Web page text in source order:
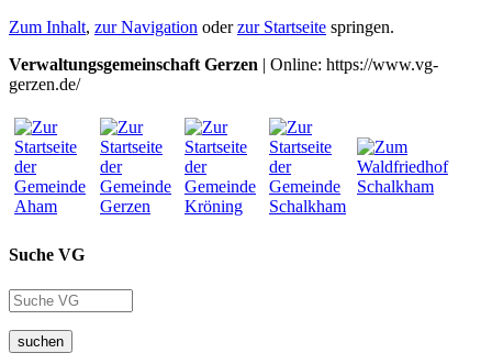
Zum Inhalt, zur Navigation oderzur Startseite springen.
Verwaltungsgemeinschaft Gerzen | Online: https://www.vg-
gerzen.de/
Suche VG
suchen